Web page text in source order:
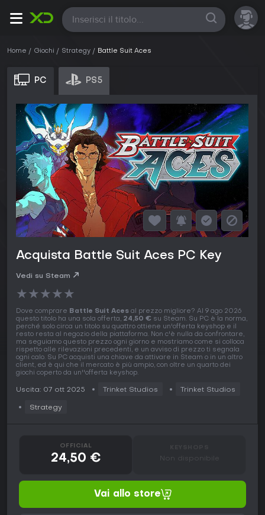
Tutte
Home Giochi Strategy Battle Suit Aces
PC PS5
Acquista Battle Suit Aces PC Key
Vedi su Steam
★★★★★
Dove comprare Battle Suit Aces al prezzo migliore? Al 9 ago 2026
questo titolo ha una sola offerta, 24,50 € su Steam. Su PC è la norma,
perché solo circa un titolo su quattro ottiene un'offerta keyshop e il
resto resta al negozio della piattaforma. Non c'è nulla da confrontare,
ma seguiamo questo prezzo ogni giorno e mostriamo come si colloca
rispetto alle rilevazioni precedenti, e un avviso di prezzo ti segnala
ogni calo. Su PC acquisti una chiave da attivare in Steam o in un altro
client, ed è qui che il mercato è più ampio, con oltre un quarto dei
giochi coperto da un''offerta keyshop.
Uscita: 07 ott 2025 Trinket Studios Trinket Studios
Strategy
OFFICIAL
24,50 € Non disponibile
Vai allo store